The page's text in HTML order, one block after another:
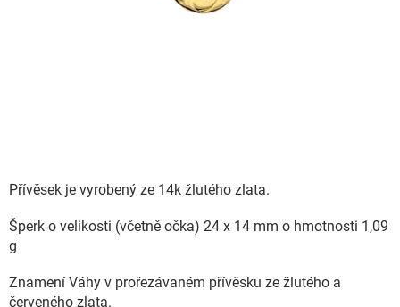
Přívěsek je vyrobený ze 14k žlutého zlata.
Šperk o velikosti (včetně očka) 24 x 14 mm o hmotnosti 1,09
g
Znamení Váhy v prořezávaném přívěsku ze žlutého a
červeného zlata.